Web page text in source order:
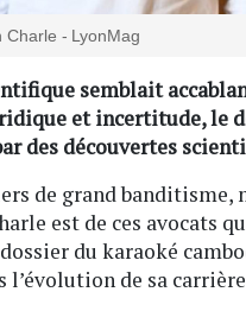
Charle - LyonMag
semblait
et incertitude, le
des découvertes
de grand banditisme,
est de ces avocats
du karaoké
l’évolution de sa